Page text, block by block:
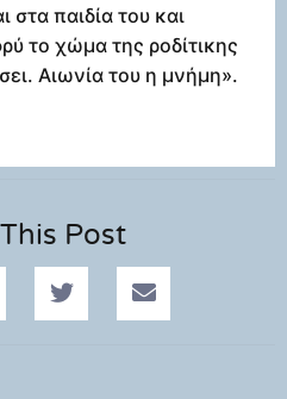
στα παιδία του και
το χώμα της ροδίτικης
Αιωνία του η μνήμη».
Post